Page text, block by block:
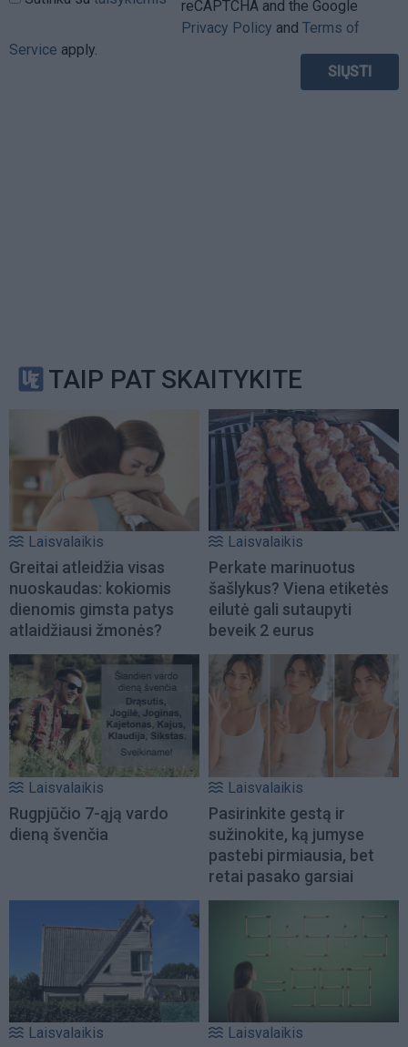
reCAPTCHA and the Google
Privacy Policy and Terms of
Service apply.
TAIP PAT SKAITYKITE
Laisvalaikis
Greitai atleidžia visas
nuoskaudas: kokiomis
dienomis gimsta patys
atlaidžiausi žmonės?
Laisvalaikis
Perkate marinuotus
šašlykus? Viena etiketės
eilutė gali sutaupyti
beveik 2 eurus
Laisvalaikis
Rugpjūčio 7-ąją vardo
dieną švenčia
Laisvalaikis
Pasirinkite gestą ir
sužinokite, ką jumyse
pastebi pirmiausia, bet
retai pasako garsiai
Laisvalaikis Laisvalaikis